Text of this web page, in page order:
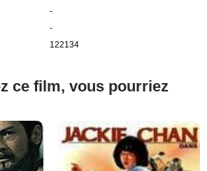
-
-
122134
ce film, vous pourriez